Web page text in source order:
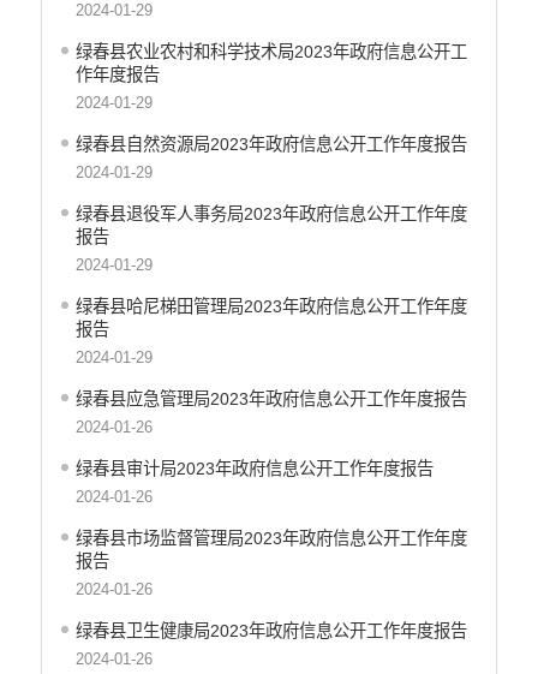
2024-01-29
绿春县农业农村和科学技术局2023年政府信息公开工
作年度报告
2024-01-29
绿春县自然资源局2023年政府信息公开工作年度报告
2024-01-29
绿春县退役军人事务局2023年政府信息公开工作年度
报告
2024-01-29
绿春县哈尼梯田管理局2023年政府信息公开工作年度
报告
2024-01-29
绿春县应急管理局2023年政府信息公开工作年度报告
2024-01-26
绿春县审计局2023年政府信息公开工作年度报告
2024-01-26
绿春县市场监督管理局2023年政府信息公开工作年度
报告
2024-01-26
绿春县卫生健康局2023年政府信息公开工作年度报告
2024-01-26